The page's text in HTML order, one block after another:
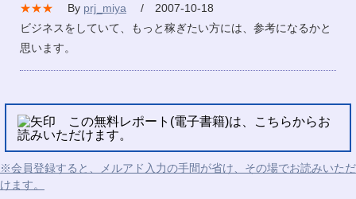
★★★ By prj_miya
/ 2007-10-18
ビジネスをしていて、もっと稼ぎたい方には、参考になるかと
思います。
この無料レポート(電子書籍)は、こちらからお
読みいただけます。
※会員登録すると、メルアド入力の手間が省け、その場でお読みいただ
けます。